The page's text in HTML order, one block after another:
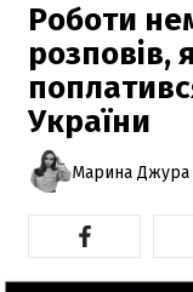
Роботи
розповів,
України
Марина Джура